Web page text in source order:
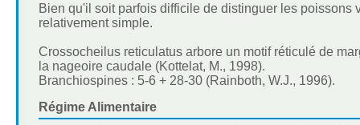
Bien qu'il soit parfois difficile de distinguer les
relativement simple.
Crossocheilus reticulatus arbore un motif réticulé de
la nageoire caudale (Kottelat, M., 1998).
Branchiospines : 5-6 + 28-30 (Rainboth, W.J., 1996).
Régime Alimentaire